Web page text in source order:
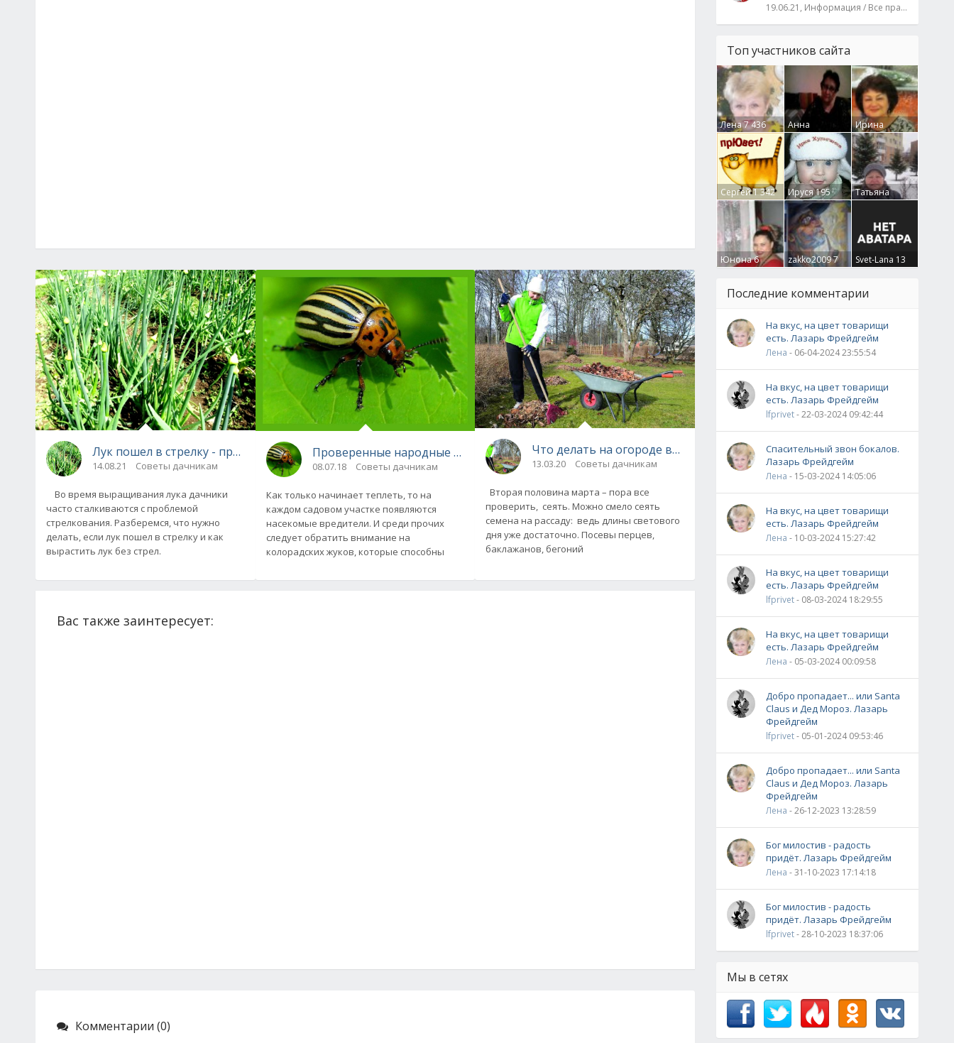
Лук пошел в стрелку - причины и решение проблемы
14.08.21 Советы дачникам
Во время выращивания лука дачники
часто сталкиваются с проблемой
стрелкования. Разберемся, что нужно
делать, если лук пошел в стрелку и как
вырастить лук без стрел.
Проверенные народные способы борьбы с колорадскими жуками
08.07.18 Советы дачникам
Как только начинает теплеть, то на
каждом садовом участке появляются
насекомые вредители. И среди прочих
следует обратить внимание на
колорадских жуков, которые способны
Что делать на огороде во второй половине марта
13.03.20 Советы дачникам
Вторая половина марта – пора все
проверить, сеять. Можно смело сеять
семена на рассаду: ведь длины светового
дня уже достаточно. Посевы перцев,
баклажанов, бегоний
Вас также заинтересует:
Комментарии (0)
19.06.21, Информация / Все праздники
Топ участников сайта
Лена7 436
Анна
Гумлевая0
Ирина
Бруцкая41
Сергей1 342 Ируся195
Татьяна
Крючкова0
Юнона6 zakko20097 Svet-Lana 13
Последние комментарии
На вкус, на цвет товарищи
есть. Лазарь Фрейдгейм
Лена - 06-04-2024 23:55:54
На вкус, на цвет товарищи
есть. Лазарь Фрейдгейм
lfprivet- 22-03-2024 09:42:44
Спасительный звон бокалов.
Лазарь Фрейдгейм
Лена - 15-03-2024 14:05:06
На вкус, на цвет товарищи
есть. Лазарь Фрейдгейм
Лена - 10-03-2024 15:27:42
На вкус, на цвет товарищи
есть. Лазарь Фрейдгейм
lfprivet- 08-03-2024 18:29:55
На вкус, на цвет товарищи
есть. Лазарь Фрейдгейм
Лена - 05-03-2024 00:09:58
Добро пропадает... или Santa
Claus и Дед Мороз. Лазарь
Фрейдгейм
lfprivet- 05-01-2024 09:53:46
Добро пропадает... или Santa
Claus и Дед Мороз. Лазарь
Фрейдгейм
Лена - 26-12-2023 13:28:59
Бог милостив - радость
придёт. Лазарь Фрейдгейм
Лена - 31-10-2023 17:14:18
Бог милостив - радость
придёт. Лазарь Фрейдгейм
lfprivet- 28-10-2023 18:37:06
Мы в сетях